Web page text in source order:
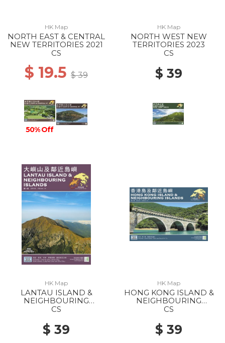
HK Map
NORTH EAST & CENTRAL
NEW TERRITORIES 2021
CS
$ 19.5 $ 39
50% Off
HK Map
NORTH WEST NEW
TERRITORIES 2023
CS
$ 39
HK Map
LANTAU ISLAND &
NEIGHBOURING
ISLANDS 2022
CS
$ 39
HK Map
HONG KONG ISLAND &
NEIGHBOURING
ISLANDS 2022
CS
$ 39